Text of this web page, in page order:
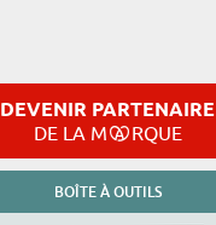
DEVENIR PARTENAIRE
DE LA M RQUE
BOÎTE À OUTILS